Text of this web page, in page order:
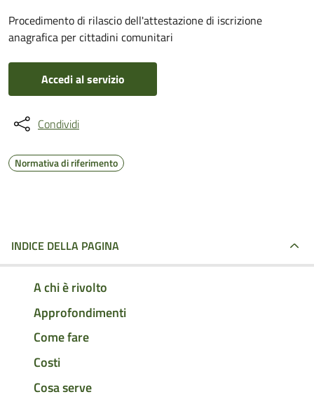
Procedimento di rilascio dell'attestazione di iscrizione
anagrafica per cittadini comunitari
Accedi al servizio
Condividi
Normativa di riferimento
INDICE DELLA PAGINA
A chi è rivolto
Approfondimenti
Come fare
Costi
Cosa serve